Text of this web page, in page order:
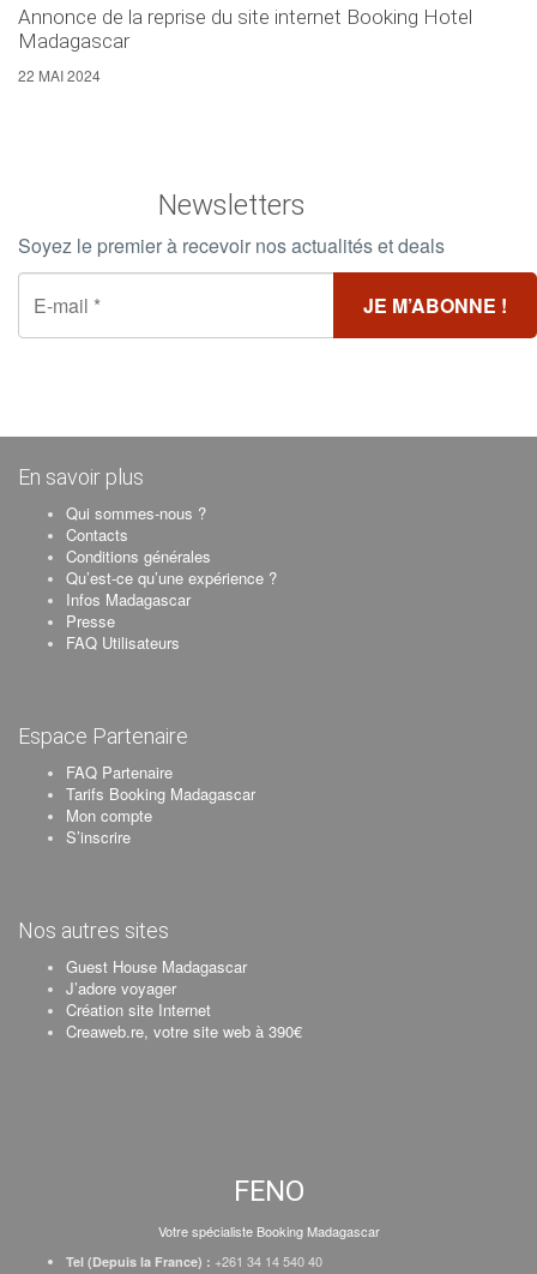
Annonce de la reprise du site internet Booking Hotel
Madagascar
22 MAI 2024
Newsletters
Soyez le premier à recevoir nos actualités et deals
En savoir plus
Qui sommes-nous ?
Contacts
Conditions générales
Qu’est-ce qu’une expérience ?
Infos Madagascar
Presse
FAQ Utilisateurs
Espace Partenaire
FAQ Partenaire
Tarifs Booking Madagascar
Mon compte
S’inscrire
Nos autres sites
Guest House Madagascar
J’adore voyager
Création site Internet
Creaweb.re, votre site web à 390€
FENO
Votre spécialiste Booking Madagascar
Tel (Depuis la France) : +261 34 14 540 40